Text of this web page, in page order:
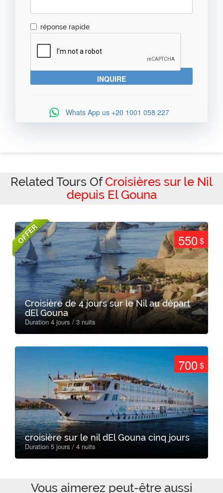
réponse rapide
Whats App us +20 1001 058 227
Related Tours OfCroisières sur le Nil
depuis El Gouna
OFFER 550$
Croisière de 4 jours sur le Nil au départ
dEl Gouna
Duration 4 jours / 3 nuits
700$
croisière sur le nil dEl Gouna cinq jours
Duration 5 jours / 4 nuits
Vous aimerez peut-être aussi